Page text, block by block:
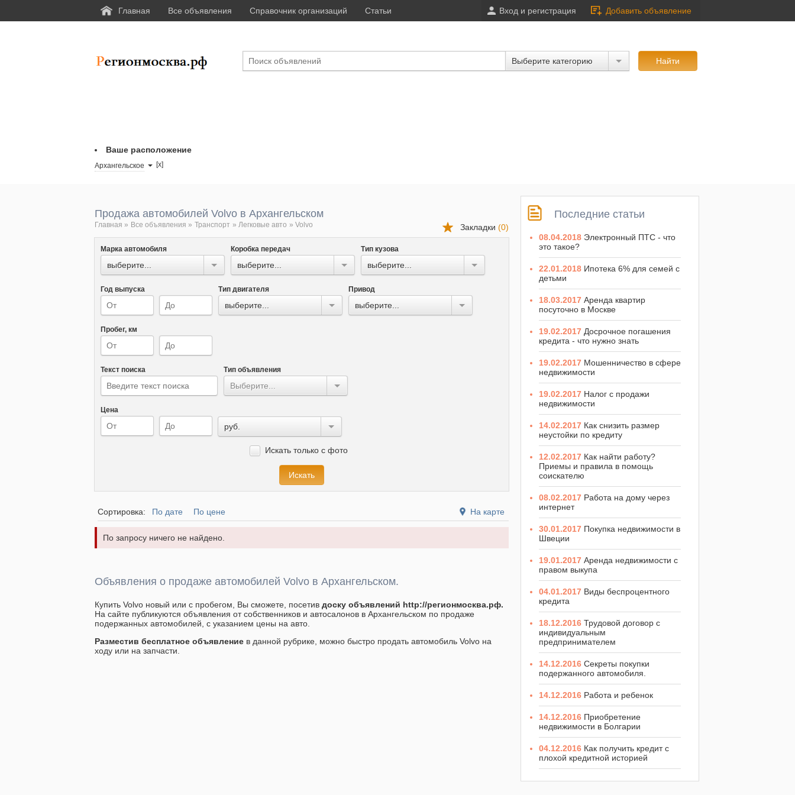
Главная Все объявления Справочник организаций Статьи Вход и регистрация Добавить объявление
Ваше расположение
Архангельское [x]
Выберите категорию
Продажа автомобилей Volvo в Архангельском
Закладки (0)
Главная » Все объявления » Транспорт » Легковые авто » Volvo
Марка автомобиля
выберите...
Коробка передач
выберите...
Тип кузова
выберите...
Год выпуска Тип двигателя
выберите...
Привод
выберите...
Пробег, км
Текст поиска Тип объявления
Выберите...
Цена
руб.
Искать только с фото
Сортировка: По дате По цене На карте
По запросу ничего не найдено.
Объявления о продаже автомобилей Volvo в Архангельском.
Купить Volvo новый или с пробегом, Вы сможете, посетив доску объявлений http://регионмосква.рф.
На сайте публикуются объявления от собственников и автосалонов в Архангельском по продаже
подержанных автомобилей, с указанием цены на авто.
Разместив бесплатное объявление в данной рубрике, можно быстро продать автомобиль Volvo на
ходу или на запчасти.
Последние статьи
08.04.2018 Электронный ПТС - что
это такое?
22.01.2018 Ипотека 6% для семей с
детьми
18.03.2017 Аренда квартир
посуточно в Москве
19.02.2017 Досрочное погашения
кредита - что нужно знать
19.02.2017 Мошенничество в сфере
недвижимости
19.02.2017 Налог с продажи
недвижимости
14.02.2017 Как снизить размер
неустойки по кредиту
12.02.2017 Как найти работу?
Приемы и правила в помощь
соискателю
08.02.2017 Работа на дому через
интернет
30.01.2017 Покупка недвижимости в
Швеции
19.01.2017 Аренда недвижимости с
правом выкупа
04.01.2017 Виды беспроцентного
кредита
18.12.2016 Трудовой договор с
индивидуальным
предпринимателем
14.12.2016 Секреты покупки
подержанного автомобиля.
14.12.2016 Работа и ребенок
14.12.2016 Приобретение
недвижимости в Болгарии
04.12.2016 Как получить кредит с
плохой кредитной историей